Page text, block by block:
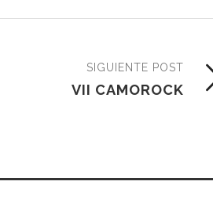
SIGUIENTE POST
VII CAMOROCK